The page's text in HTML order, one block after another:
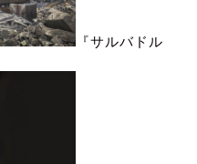
『サルバドル